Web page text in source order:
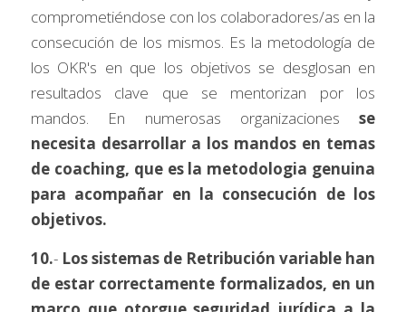
comprometiéndose con los colaboradores/as en la
consecución de los mismos. Es la metodología de
los OKR's en que los objetivos se desglosan en
resultados clave que se mentorizan por los
mandos. En numerosas organizaciones se
necesita desarrollar a los mandos en temas
de coaching, que es la metodologia genuina
para acompañar en la consecución de los
objetivos.
10.- Los sistemas de Retribución variable han
de estar correctamente formalizados, en un